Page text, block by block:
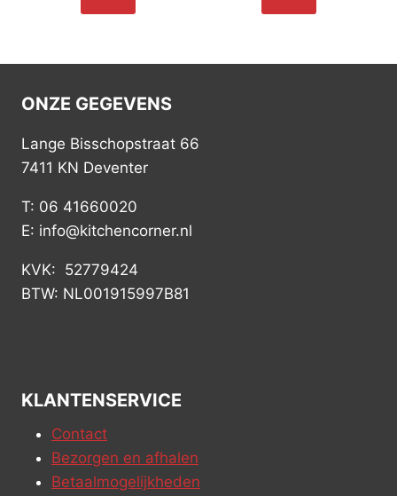
ONZE GEGEVENS
Lange Bisschopstraat 66
7411 KN Deventer
T: 06 41660020
E: info@kitchencorner.nl
KVK: 52779424
BTW: NL001915997B81
KLANTENSERVICE
Contact
Bezorgen en afhalen
Betaalmogelijkheden